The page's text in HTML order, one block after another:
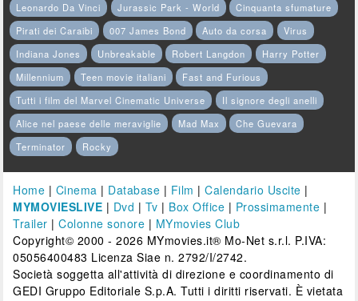
Leonardo Da Vinci
Jurassic Park - World
Cinquanta sfumature
Pirati dei Caraibi
007 James Bond Auto da corsa
Virus
Indiana Jones
Unbreakable Robert Langdon
Harry Potter
Millennium
Teen movie italiani
Fast and Furious
Tutti i film del Marvel Cinematic Universe
Il signore degli anelli
Alice nel paese delle meraviglie
Mad Max
Che Guevara
Terminator
Rocky
Home | Cinema | Database | Film |Calendario Uscite |
MYMOVIESLIVE | Dvd | Tv | Box Office | Prossimamente |
Trailer |Colonne sonore | MYmovies Club
Copyright© 2000 - 2026 MYmovies.it® Mo-Net s.r.l. P.IVA:
05056400483 Licenza Siae n. 2792/I/2742.
Società soggetta all'attività di direzione e coordinamento di
GEDI Gruppo Editoriale S.p.A. Tutti i diritti riservati. È vietata